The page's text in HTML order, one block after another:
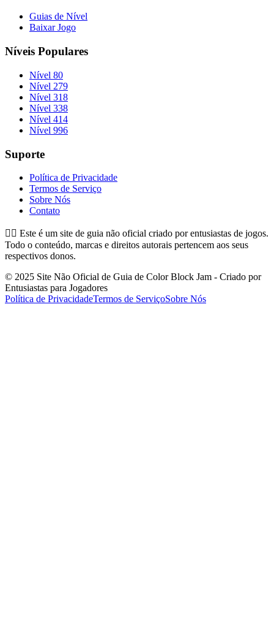
Guias de Nível
Baixar Jogo
Níveis Populares
Nível 80
Nível 279
Nível 318
Nível 338
Nível 414
Nível 996
Suporte
Política de Privacidade
Termos de Serviço
Sobre Nós
Contato
👉🏻 Este é um site de guia não oficial criado por entusiastas de jogos.
Todo o conteúdo, marcas e direitos autorais pertencem aos seus
respectivos donos.
© 2025 Site Não Oficial de Guia de Color Block Jam - Criado por
Entusiastas para Jogadores
Política de PrivacidadeTermos de ServiçoSobre Nós